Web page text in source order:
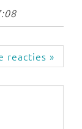
reacties »